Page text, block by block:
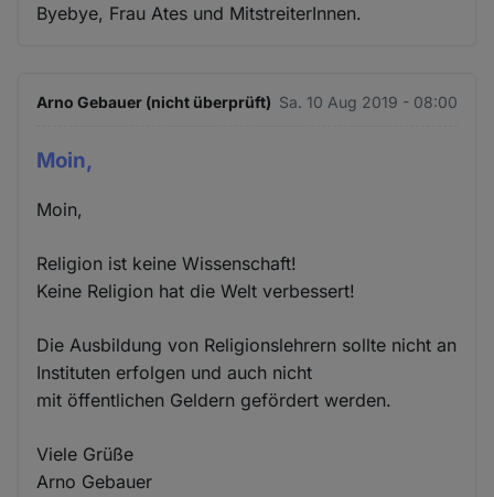
Byebye, Frau Ates und MitstreiterInnen.
Arno Gebauer (nicht überprüft) Sa. 10 Aug 2019 - 08:00
Moin,
Moin,
Religion ist keine Wissenschaft!
Keine Religion hat die Welt verbessert!
Die Ausbildung von Religionslehrern sollte nicht an
Instituten erfolgen und auch nicht
mit öffentlichen Geldern gefördert werden.
Viele Grüße
Arno Gebauer